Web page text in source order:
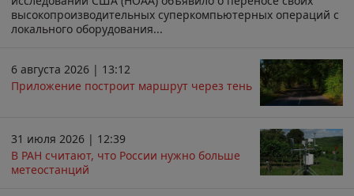
высокопроизводительных суперкомпьютерных операций с
локального оборудования...
6 августа 2026 | 13:12
Приложение построит маршрут через тень
31 июля 2026 | 12:39
В РАН считают, что России нужно больше
метеостанций